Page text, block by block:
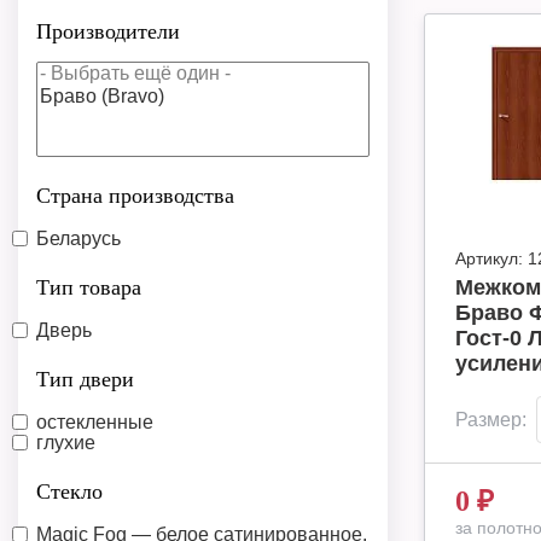
Производители
Страна производства
Беларусь
Тип товара
Дверь
Тип двери
остекленные
глухие
Стекло
Magic Fog — белое сатинированное.
Артикул:
Браво
Гост-0
Размер:
0 ₽
за полотно